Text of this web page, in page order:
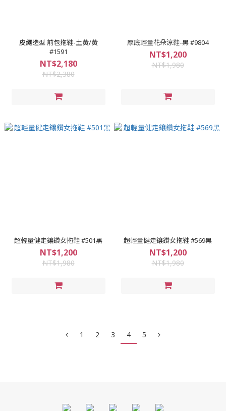
皮繩造型 前包拖鞋-土黃/黃
#1591
NT$2,180
NT$2,380
厚底輕量花朵涼鞋-黑 #9804
NT$1,200
NT$1,980
超輕量健走鑲鑽女拖鞋 #501黑
NT$1,200
NT$1,980
超輕量健走鑲鑽女拖鞋 #569黑
NT$1,200
NT$1,980
1 2 3 4 5